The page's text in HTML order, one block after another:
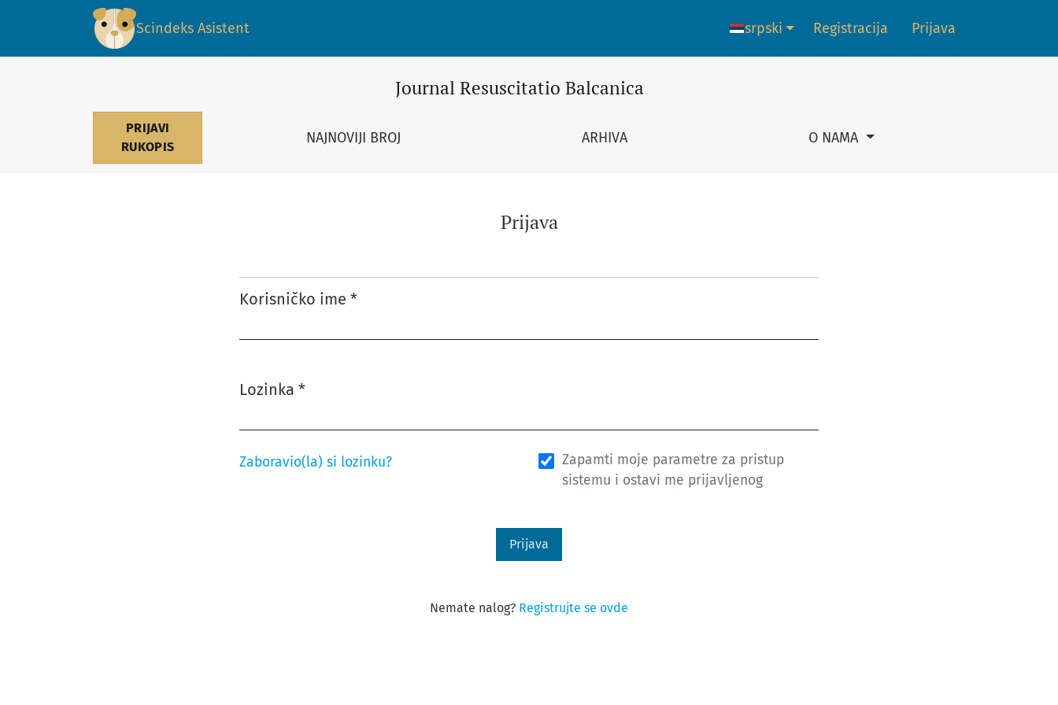
Prijava
Scindeks Asistent
Journal Resuscitatio Balcanica
PRIJAVI
RUKOPIS
NAJNOVIJI BROJ ARHIVA O NAMA
Promena jezika. Trenutni jezik je:
srpski Registracija Prijava
Prijava
Korisničko ime *
Lozinka *
Zaboravio(la) si lozinku?
Zapamti moje parametre za pristup
sistemu i ostavi me prijavljenog
Prijava
Nemate nalog? Registrujte se ovde